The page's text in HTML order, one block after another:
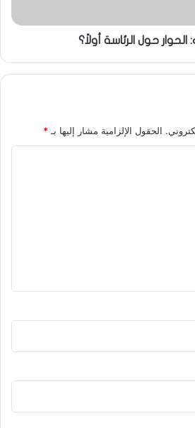
الحوار حول الرئاسة أولاً؟
الحقول الإلزامية مشار إليها بـ*